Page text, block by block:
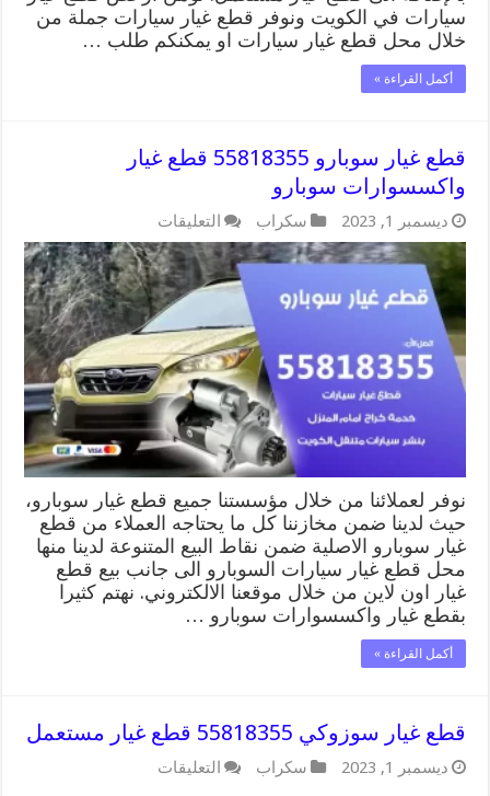
سيارات في الكويت ونوفر قطع غيار سيارات جملة من
خلال محل قطع غيار سيارات او يمكنكم طلب …
أكمل القراءة »
قطع غيار سوبارو 55818355 قطع غيار
واكسسوارات سوبارو
ديسمبر 1, 2023 سكراب التعليقات
قطع
غيار
سوبارو
55818355
قطع
غيار
واكسسوارات
سوبارو
مغلقة
نوفر لعملائنا من خلال مؤسستنا جميع قطع غيار سوبارو،
حيث لدينا ضمن مخازننا كل ما يحتاجه العملاء من قطع
غيار سوبارو الاصلية ضمن نقاط البيع المتنوعة لدينا منها
محل قطع غيار سيارات السوبارو الى جانب بيع قطع
غيار اون لاين من خلال موقعنا الالكتروني. نهتم كثيرا
بقطع غيار واكسسوارات سوبارو …
أكمل القراءة »
قطع غيار سوزوكي 55818355 قطع غيار مستعمل
ديسمبر 1, 2023 سكراب التعليقات